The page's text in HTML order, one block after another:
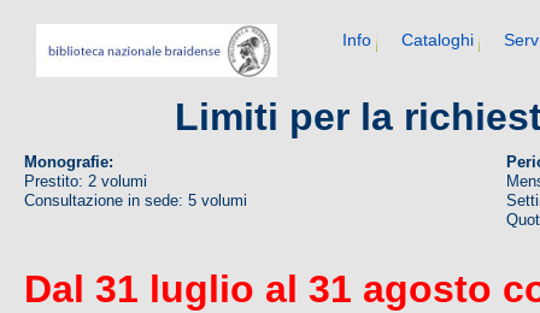
Info Cataloghi
Limiti per la
Monografie:
Prestito: 2 volumi
Consultazione in sede: 5 volumi
Dal 31 luglio al 31 agosto